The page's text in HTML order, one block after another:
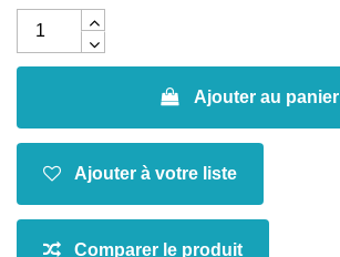
Ajouter au panier